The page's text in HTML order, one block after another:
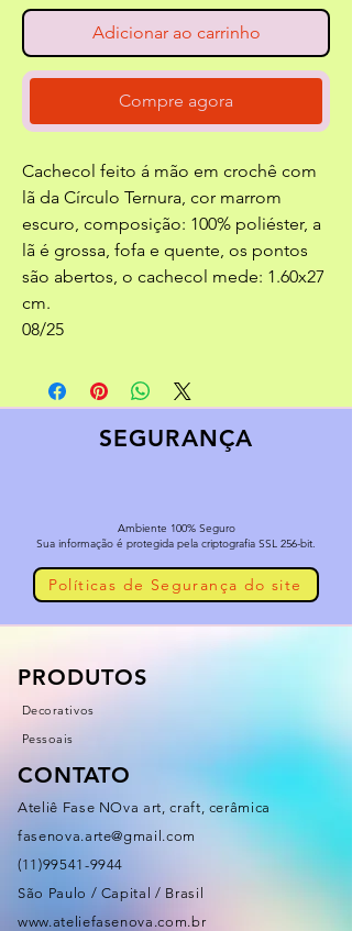
Adicionar ao carrinho
Compre agora
Cachecol feito á mão em crochê com
lã da Círculo Ternura, cor marrom
escuro, composição: 100% poliéster, a
lã é grossa, fofa e quente, os pontos
são abertos, o cachecol mede: 1.60x27
cm.
08/25
SEGURANÇA
Ambiente 100% Seguro
Sua informação é protegida pela criptografia SSL 256-bit.
Políticas de Segurança do site
PRODUTOS
Decorativos
Pessoais
CONTATO
Ateliê Fase NOva art, craft, cerâmica
fasenova.arte@gmail.com
(11)99541-9944
São Paulo / Capital / Brasil
www.ateliefasenova.com.br